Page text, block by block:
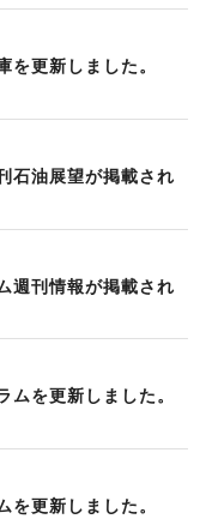
を更新しました。
石油展望が掲載され
週刊情報が掲載され
ムを更新しました。
を更新しました。